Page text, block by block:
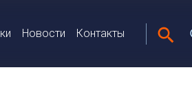
Новости Контакты